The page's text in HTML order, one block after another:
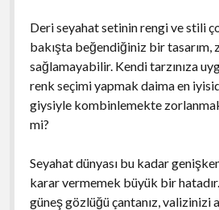
Deri seyahat setinin rengi ve stili
bakışta beğendiğiniz bir tasarım,
sağlamayabilir. Kendi tarzınıza
renk seçimi yapmak daima en
giysiyle kombinlemekte
mi?
Seyahat dünyası bu kadar
karar vermemek büyük bir
güneş gözlüğü çantanız, valizinizi